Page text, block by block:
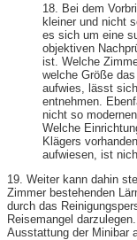
18. Bei dem
kleiner und nicht
es sich um eine
objektiven
ist. Welche
welche Größe
aufwies, lässt
entnehmen.
nicht so
Welche
Klägers
aufwiesen, ist
19. Weiter kann dahin
Zimmer bestehenden
durch das
Reisemangel
Ausstattung der Minibar